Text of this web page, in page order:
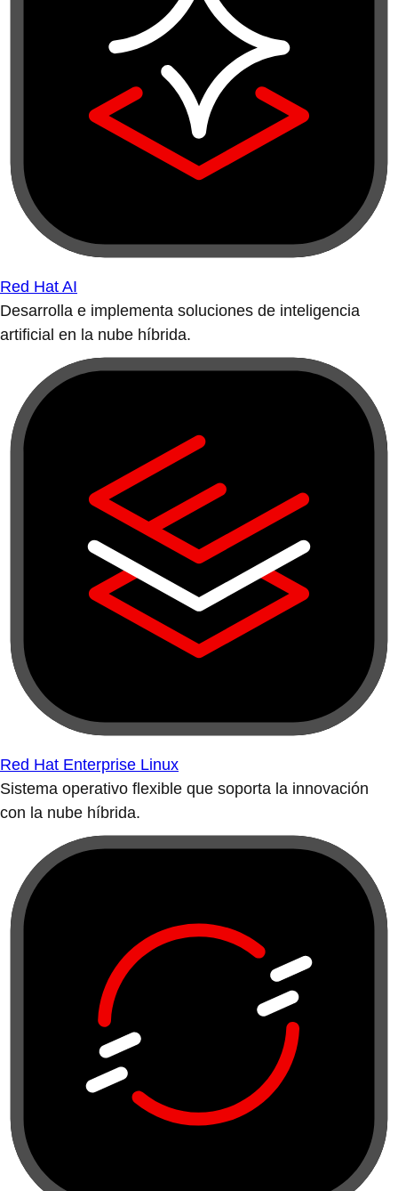
Red Hat AI
Desarrolla e implementa soluciones de inteligencia
artificial en la nube híbrida.
Red Hat Enterprise Linux
Sistema operativo flexible que soporta la innovación
con la nube híbrida.